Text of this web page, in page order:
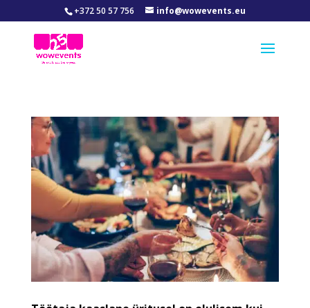
+372 50 57 756 info@wowevents.eu